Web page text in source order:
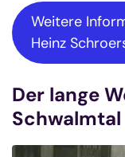
Weitere
Heinz
Der lange
Schwalmtal